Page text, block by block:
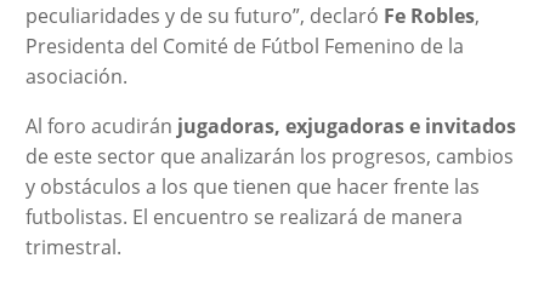
peculiaridades y de su futuro”, declaró Fe Robles,
Presidenta del Comité de Fútbol Femenino de la
asociación.
Al foro acudirán jugadoras, exjugadoras e invitados
de este sector que analizarán los progresos, cambios
y obstáculos a los que tienen que hacer frente las
futbolistas. El encuentro se realizará de manera
trimestral.